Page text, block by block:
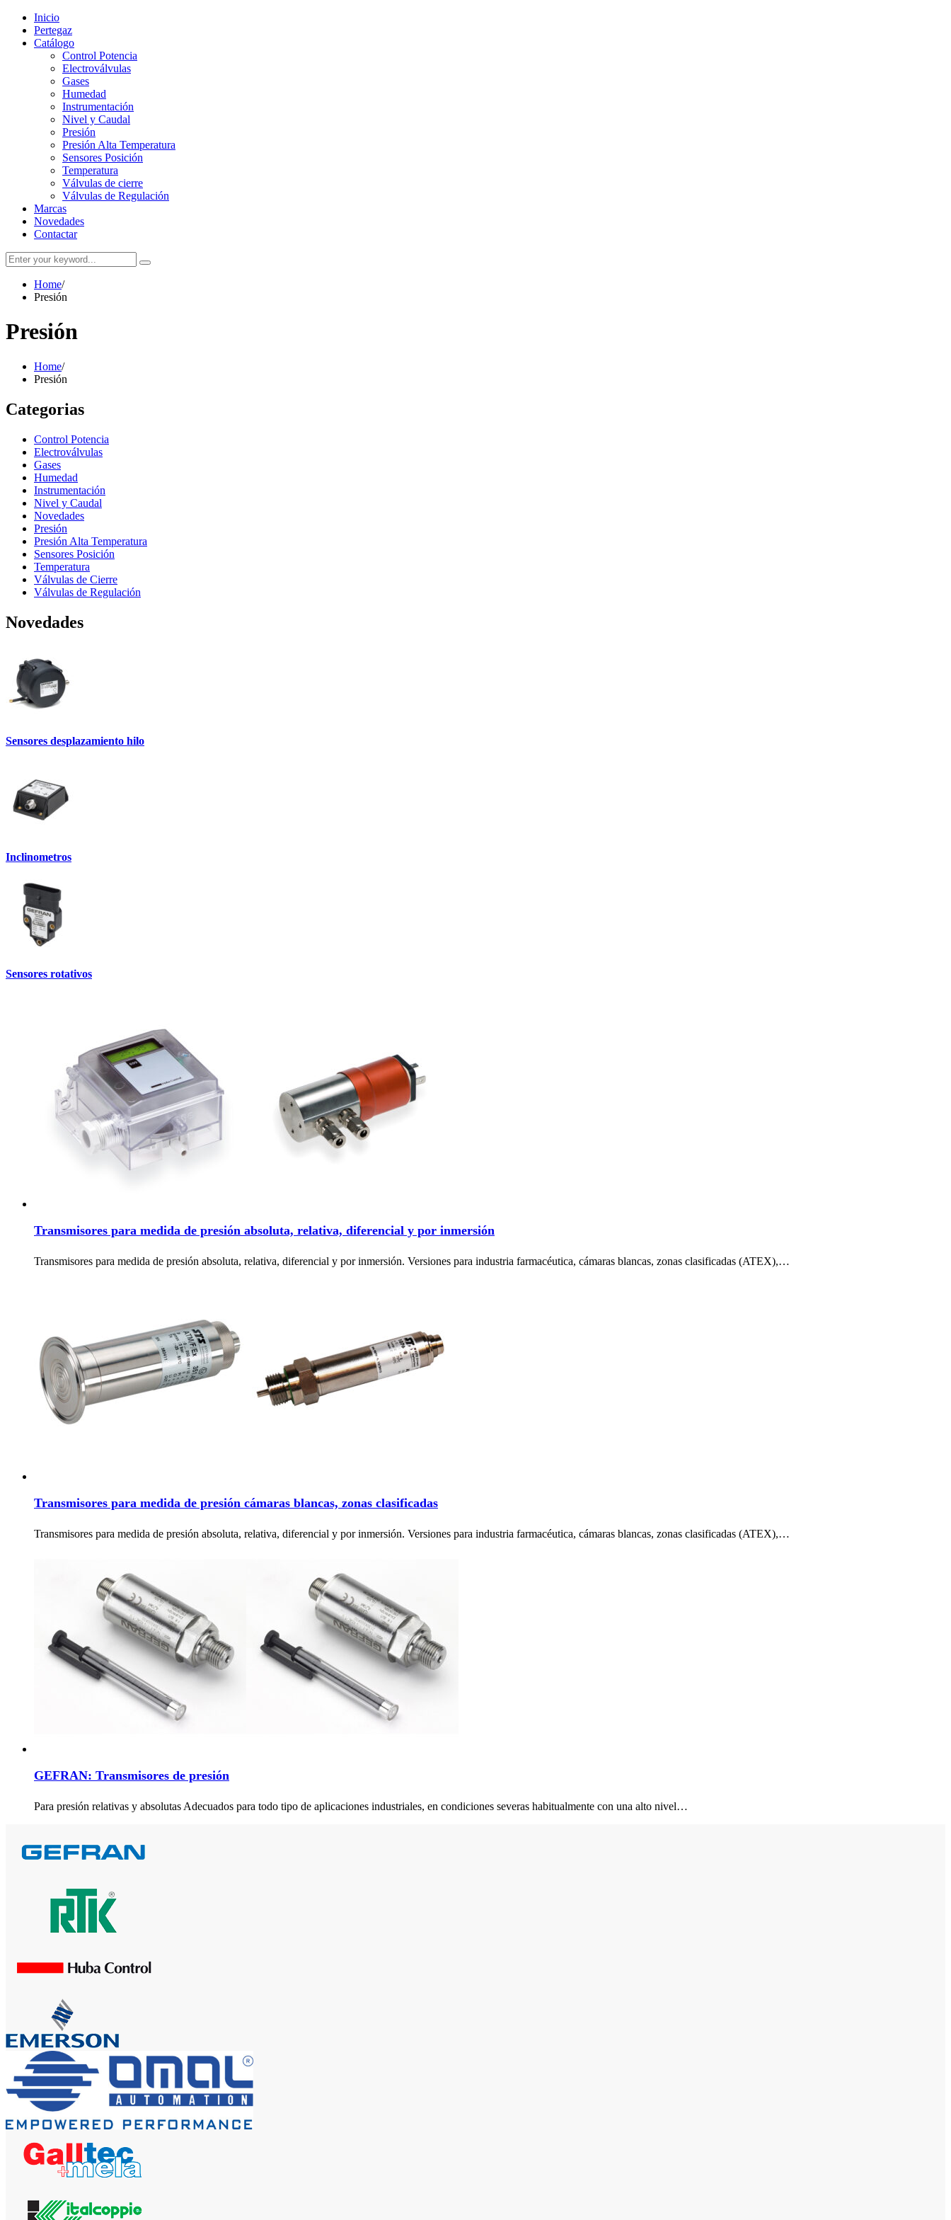
Inicio
Pertegaz
Catálogo
Control Potencia
Electroválvulas
Gases
Humedad
Instrumentación
Nivel y Caudal
Presión
Presión Alta Temperatura
Sensores Posición
Temperatura
Válvulas de cierre
Válvulas de Regulación
Marcas
Novedades
Contactar
Home/
Presión
Presión
Home/
Presión
Categorias
Control Potencia
Electroválvulas
Gases
Humedad
Instrumentación
Nivel y Caudal
Novedades
Presión
Presión Alta Temperatura
Sensores Posición
Temperatura
Válvulas de Cierre
Válvulas de Regulación
Novedades
Sensores desplazamiento hilo
Inclinometros
Sensores rotativos
Transmisores para medida de presión absoluta, relativa, diferencial y por inmersión
Transmisores para medida de presión absoluta, relativa, diferencial y por inmersión. Versiones para industria farmacéutica, cámaras blancas, zonas clasificadas (ATEX),…
Transmisores para medida de presión cámaras blancas, zonas clasificadas
Transmisores para medida de presión absoluta, relativa, diferencial y por inmersión. Versiones para industria farmacéutica, cámaras blancas, zonas clasificadas (ATEX),…
GEFRAN: Transmisores de presión
Para presión relativas y absolutas Adecuados para todo tipo de aplicaciones industriales, en condiciones severas habitualmente con una alto nivel…